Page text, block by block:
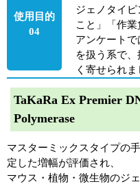
使用目的
04
ジェノタイ
こと」「作業
アンケート
を扱う系で
く寄せられま
TaKaRa Ex Premier
Polymerase
マスターミックスタイプの
定した増幅が評価され、
マウス・植物・微生物のジ